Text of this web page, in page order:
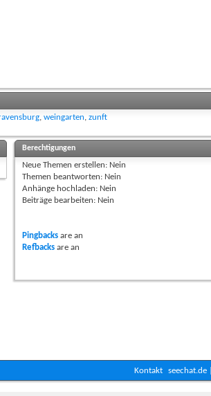
, weingarten, zunft
Berechtigungen
Neue Themen erstellen: Nein
Themen beantworten: Nein
Anhänge hochladen: Nein
Beiträge bearbeiten: Nein
Pingbacksare an
Refbacksare an
Kontakt seechat.de